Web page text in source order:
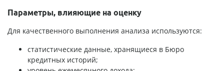
Параметры, влияющие на оценку
Для качественного выполнения анализа используются:
статистические данные, хранящиеся в Бюро
кредитных историй;